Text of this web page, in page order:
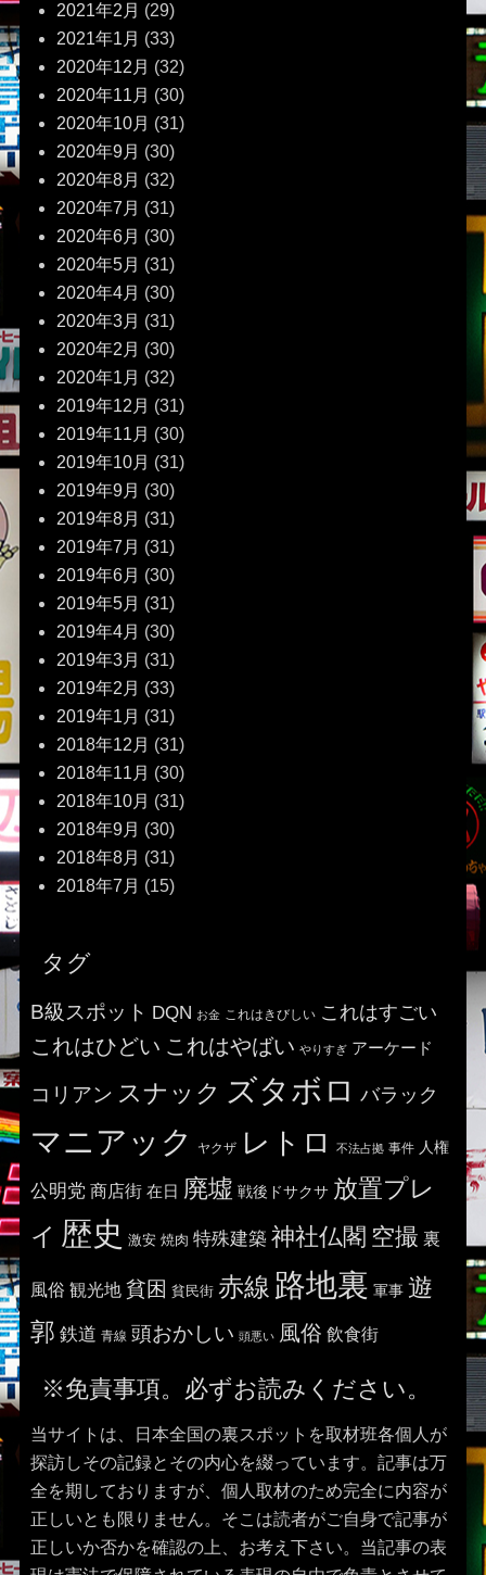
2021年2月 (29)
2021年1月 (33)
2020年12月 (32)
2020年11月 (30)
2020年10月 (31)
2020年9月 (30)
2020年8月 (32)
2020年7月 (31)
2020年6月 (30)
2020年5月 (31)
2020年4月 (30)
2020年3月 (31)
2020年2月 (30)
2020年1月 (32)
2019年12月 (31)
2019年11月 (30)
2019年10月 (31)
2019年9月 (30)
2019年8月 (31)
2019年7月 (31)
2019年6月 (30)
2019年5月 (31)
2019年4月 (30)
2019年3月 (31)
2019年2月 (33)
2019年1月 (31)
2018年12月 (31)
2018年11月 (30)
2018年10月 (31)
2018年9月 (30)
2018年8月 (31)
2018年7月 (15)
タグ
B級スポット DQN お金 これはきびしい これはすごい
これはひどい これはやばい やりすぎ アーケード
コリアン スナック ズタボロ バラック
マニアック ヤクザ レトロ 不法占拠 事件 人権
公明党 商店街 在日 廃墟 戦後ドサクサ 放置プレ
イ 歴史 激安 焼肉 特殊建築 神社仏閣 空撮 裏
風俗 観光地 貧困 貧民街 赤線 路地裏 軍事 遊
郭 鉄道 青線 頭おかしい 頭悪い 風俗 飲食街
※免責事項。必ずお読みください。
当サイトは、日本全国の裏スポットを取材班各個人が
探訪しその記録とその内心を綴っています。記事は万
全を期しておりますが、個人取材のため完全に内容が
正しいとも限りません。そこは読者がご自身で記事が
正しいか否かを確認の上、お考え下さい。当記事の表